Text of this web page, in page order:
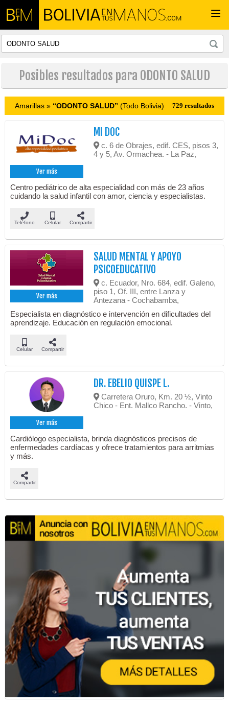
Posibles resultados para ODONTO SALUD
Amarillas » “ODONTO SALUD” (Todo Bolivia) 729 resultados
Ver más
MI DOC
c. 6 de Obrajes, edif. CES, pisos 3,
4 y 5, Av. Ormachea. - La Paz,
Centro pediátrico de alta especialidad con más de 23 años
cuidando la salud infantil con amor, ciencia y especialistas.
Teléfono Celular Compartir
Ver más
SALUD MENTAL Y APOYO
PSICOEDUCATIVO
c. Ecuador, Nro. 684, edif. Galeno,
piso 1, Of. III, entre Lanza y
Antezana - Cochabamba,
Especialista en diagnóstico e intervención en dificultades del
aprendizaje. Educación en regulación emocional.
Celular Compartir
Ver más
DR. EBELIO QUISPE L.
Carretera Oruro, Km. 20 ½, Vinto
Chico - Ent. Mallco Rancho. - Vinto,
Cardiólogo especialista, brinda diagnósticos precisos de
enfermedades cardíacas y ofrece tratamientos para arritmias
y más.
Compartir